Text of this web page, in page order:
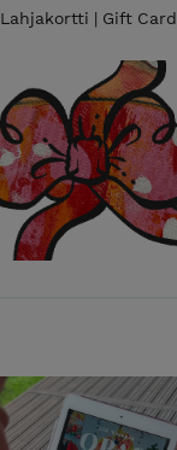
Lahjakortti | Gift Card